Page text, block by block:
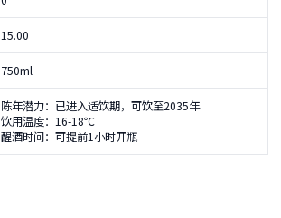
15.00
750ml
陈年潜力：已进入适饮期，可饮至2035年
饮用温度：16-18℃
醒酒时间：可提前1小时开瓶